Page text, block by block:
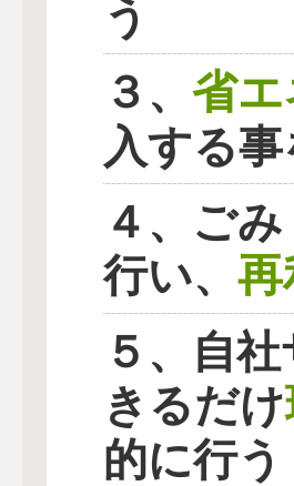
う
３、 省
入する
４、ご
行い、 再
５、自
きるだけ
的に行う